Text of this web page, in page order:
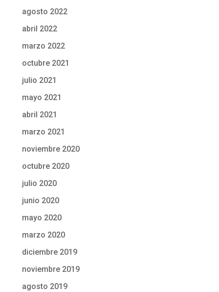
agosto 2022
abril 2022
marzo 2022
octubre 2021
julio 2021
mayo 2021
abril 2021
marzo 2021
noviembre 2020
octubre 2020
julio 2020
junio 2020
mayo 2020
marzo 2020
diciembre 2019
noviembre 2019
agosto 2019